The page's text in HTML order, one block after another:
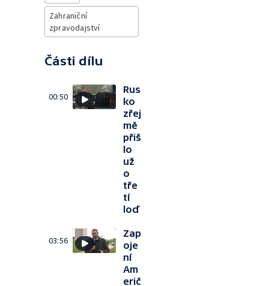
Zahraniční
zpravodajství
Části dílu
00:50
Rus
ko
zřej
mě
přiš
lo
už
o
tře
tí
loď
03:56
Zap
oje
ní
Am
erič